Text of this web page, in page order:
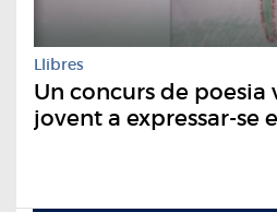
Llibres
Un concurs de poesia
jovent a expressar-se